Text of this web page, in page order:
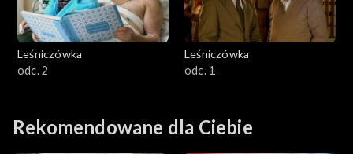
Leśniczówka
odc. 2
Leśniczówka
odc. 1
Rekomendowane dla Ciebie